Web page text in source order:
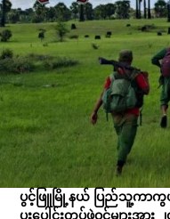
ပွင့်ဖြူမြို့နယ် ပြည်သူ့ကာကွ
ပူးပေါင်းတပ်ဖွဲ့ဝင်များအာ